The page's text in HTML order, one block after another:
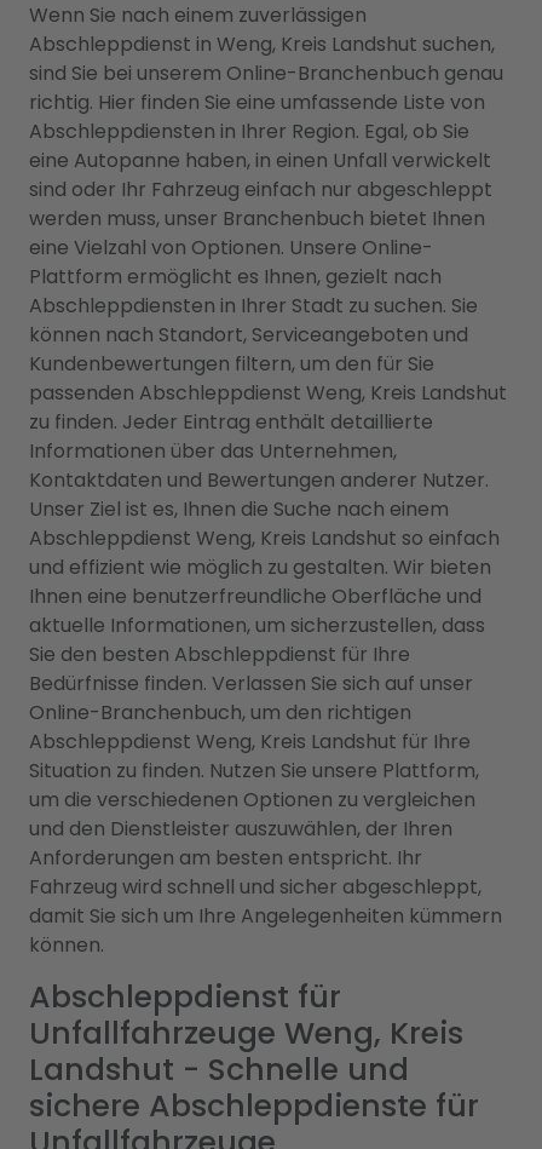
Wenn Sie nach einem zuverlässigen
Abschleppdienst in Weng, Kreis Landshut suchen,
sind Sie bei unserem Online-Branchenbuch genau
richtig. Hier finden Sie eine umfassende Liste von
Abschleppdiensten in Ihrer Region. Egal, ob Sie
eine Autopanne haben, in einen Unfall verwickelt
sind oder Ihr Fahrzeug einfach nur abgeschleppt
werden muss, unser Branchenbuch bietet Ihnen
eine Vielzahl von Optionen. Unsere Online-
Plattform ermöglicht es Ihnen, gezielt nach
Abschleppdiensten in Ihrer Stadt zu suchen. Sie
können nach Standort, Serviceangeboten und
Kundenbewertungen filtern, um den für Sie
passenden Abschleppdienst Weng, Kreis Landshut
zu finden. Jeder Eintrag enthält detaillierte
Informationen über das Unternehmen,
Kontaktdaten und Bewertungen anderer Nutzer.
Unser Ziel ist es, Ihnen die Suche nach einem
Abschleppdienst Weng, Kreis Landshut so einfach
und effizient wie möglich zu gestalten. Wir bieten
Ihnen eine benutzerfreundliche Oberfläche und
aktuelle Informationen, um sicherzustellen, dass
Sie den besten Abschleppdienst für Ihre
Bedürfnisse finden. Verlassen Sie sich auf unser
Online-Branchenbuch, um den richtigen
Abschleppdienst Weng, Kreis Landshut für Ihre
Situation zu finden. Nutzen Sie unsere Plattform,
um die verschiedenen Optionen zu vergleichen
und den Dienstleister auszuwählen, der Ihren
Anforderungen am besten entspricht. Ihr
Fahrzeug wird schnell und sicher abgeschleppt,
damit Sie sich um Ihre Angelegenheiten kümmern
können.
Abschleppdienst für
Unfallfahrzeuge Weng, Kreis
Landshut - Schnelle und
sichere Abschleppdienste für